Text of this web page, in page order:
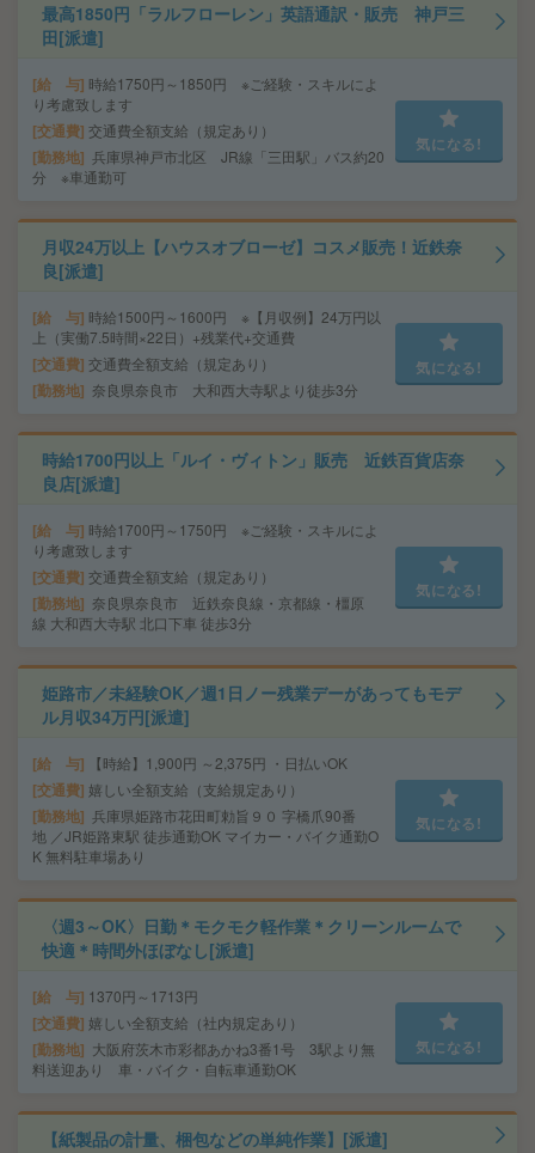
最高1850円「ラルフローレン」英語通訳・販売 神戸三
田[派遣]
給 与 時給1750円～1850円 ※ご経験・スキルによ
り考慮致します
交通費 交通費全額支給（規定あり）
勤務地 兵庫県神戸市北区 JR線「三田駅」バス約20
分 ※車通勤可
気になる!
月収24万以上【ハウスオブローゼ】コスメ販売！近鉄奈
良[派遣]
給 与 時給1500円～1600円 ※【月収例】24万円以
上（実働7.5時間×22日）+残業代+交通費
交通費 交通費全額支給（規定あり）
勤務地 奈良県奈良市 大和西大寺駅より徒歩3分
気になる!
時給1700円以上「ルイ・ヴィトン」販売 近鉄百貨店奈
良店[派遣]
給 与 時給1700円～1750円 ※ご経験・スキルによ
り考慮致します
交通費 交通費全額支給（規定あり）
勤務地
奈良県奈良市 近鉄奈良線・京都線・橿原
線 大和西大寺駅 北口下車 徒歩3分
気になる!
姫路市／未経験OK／週1日ノー残業デーがあってもモデ
ル月収34万円[派遣]
給 与 【時給】1,900円 ～2,375円 ・日払いOK
交通費 嬉しい全額支給（支給規定あり）
勤務地 兵庫県姫路市花田町勅旨９０ 字橋爪90番
地 ／JR姫路東駅 徒歩通勤OK マイカー・バイク通勤O
K 無料駐車場あり
気になる!
〈週3～OK〉日勤＊モクモク軽作業＊クリーンルームで
快適＊時間外ほぼなし[派遣]
給 与 1370円～1713円
交通費 嬉しい全額支給（社内規定あり）
勤務地
大阪府茨木市彩都あかね3番1号 3駅より無
料送迎あり 車・バイク・自転車通勤OK
気になる!
【紙製品の計量、梱包などの単純作業】[派遣]